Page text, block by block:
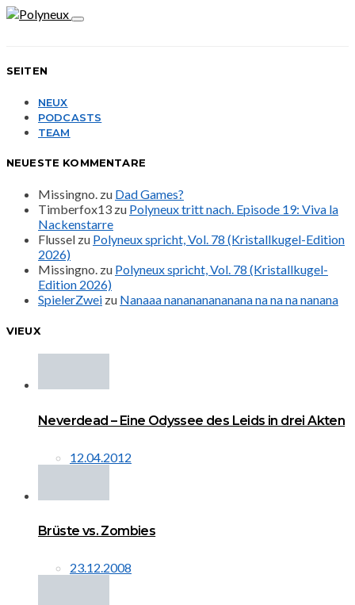
SEITEN
NEUX
PODCASTS
TEAM
NEUESTE KOMMENTARE
Missingno. zu Dad Games?
Timberfox13 zu Polyneux tritt nach. Episode 19: Viva la
Nackenstarre
Flussel zu Polyneux spricht, Vol. 78 (Kristallkugel-Edition
2026)
Missingno. zu Polyneux spricht, Vol. 78 (Kristallkugel-
Edition 2026)
SpielerZwei zu Nanaaa nanananananana na na na nanana
VIEUX
Neverdead – Eine Odyssee des Leids in drei Akten
12.04.2012
Brüste vs. Zombies
23.12.2008